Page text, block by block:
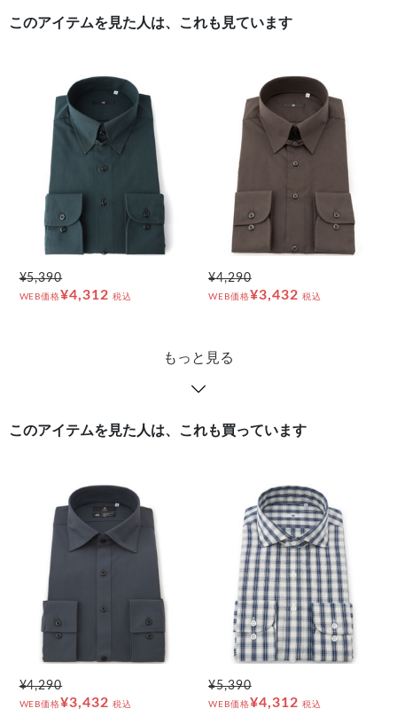
このアイテムを見た人は、これも見ています
¥5,390
WEB価格¥4,312 税込
¥4,290
WEB価格¥3,432 税込
もっと見る
このアイテムを見た人は、これも買っています
¥4,290
WEB価格¥3,432 税込
¥5,390
WEB価格¥4,312 税込